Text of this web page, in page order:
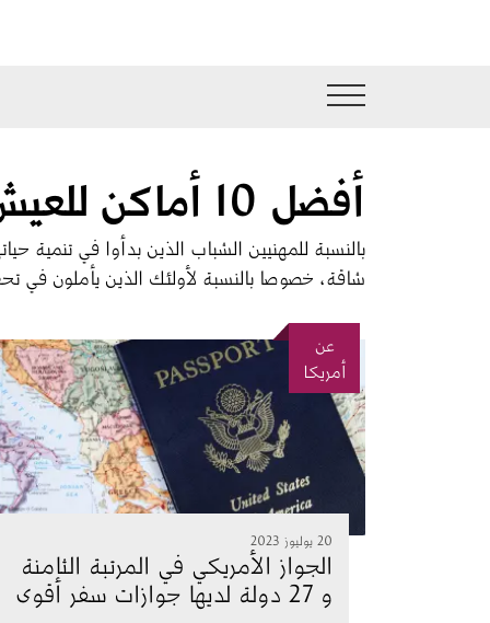
أفضل 10 أماكن للعيش فيها للمحترفين الشباب في أمريكا
بالنسبة للمهنيين الشباب الذين بدأوا في تنمية
شاقة، خصوصا بالنسبة لأولئك الذين يأملون في
عن
أمريكا
الصورة
20 يوليوز 2023
الجواز الأمريكي في المرتبة الثامنة
و 27 دولة لديها جوازات سفر أقوى